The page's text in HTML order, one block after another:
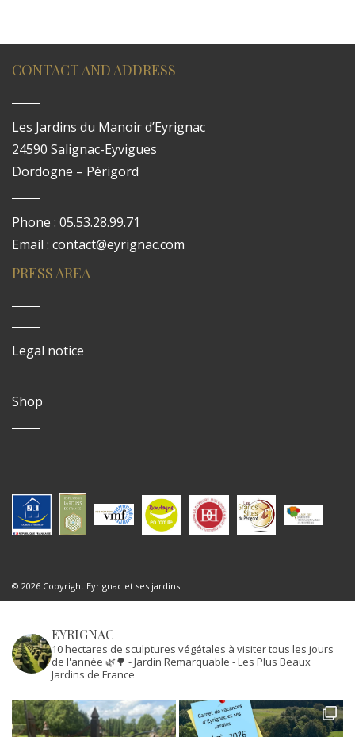
CONTACT AND ADDRESS
Les Jardins du Manoir d’Eyrignac
24590 Salignac-Eyvigues
Dordogne – Périgord
Phone : 05.53.28.99.71
Email : contact@eyrignac.com
PRESS AREA
Legal notice
Shop
© 2026 Copyright Eyrignac et ses jardins.
EYRIGNAC
10 hectares de sculptures végétales à visiter tous les jours
de l'année 🌿🌳 - Jardin Remarquable - Les Plus Beaux
Jardins de France